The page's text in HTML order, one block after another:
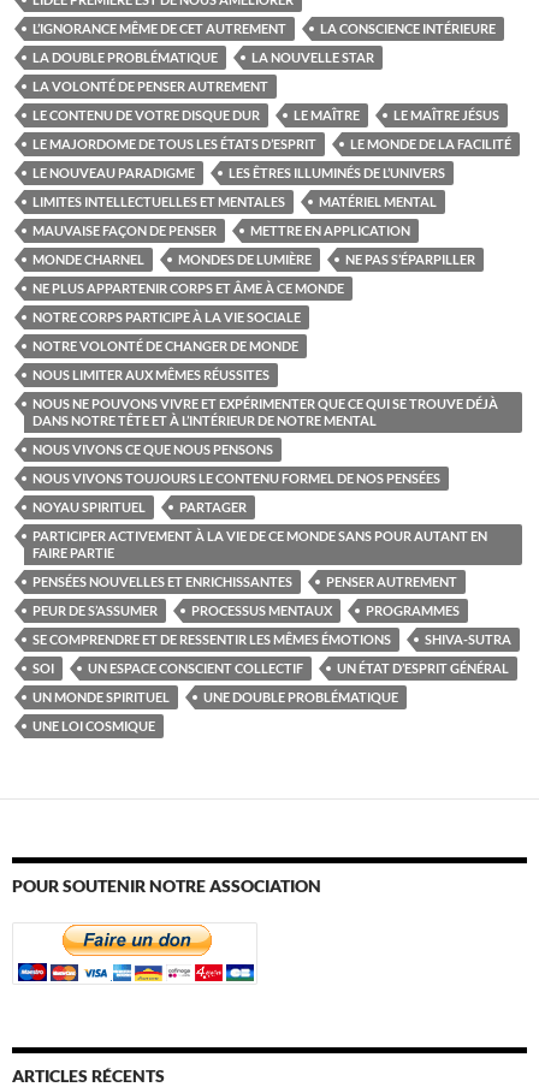
L’IGNORANCE MÊME DE CET AUTREMENT
LA CONSCIENCE INTÉRIEURE
LA DOUBLE PROBLÉMATIQUE
LA NOUVELLE STAR
LA VOLONTÉ DE PENSER AUTREMENT
LE CONTENU DE VOTRE DISQUE DUR
LE MAÎTRE
LE MAÎTRE JÉSUS
LE MAJORDOME DE TOUS LES ÉTATS D’ESPRIT
LE MONDE DE LA FACILITÉ
LE NOUVEAU PARADIGME
LES ÊTRES ILLUMINÉS DE L’UNIVERS
LIMITES INTELLECTUELLES ET MENTALES
MATÉRIEL MENTAL
MAUVAISE FAÇON DE PENSER
METTRE EN APPLICATION
MONDE CHARNEL
MONDES DE LUMIÈRE
NE PAS S’ÉPARPILLER
NE PLUS APPARTENIR CORPS ET ÂME À CE MONDE
NOTRE CORPS PARTICIPE À LA VIE SOCIALE
NOTRE VOLONTÉ DE CHANGER DE MONDE
NOUS LIMITER AUX MÊMES RÉUSSITES
NOUS NE POUVONS VIVRE ET EXPÉRIMENTER QUE CE QUI SE TROUVE DÉJÀ
DANS NOTRE TÊTE ET À L’INTÉRIEUR DE NOTRE MENTAL
NOUS VIVONS CE QUE NOUS PENSONS
NOUS VIVONS TOUJOURS LE CONTENU FORMEL DE NOS PENSÉES
NOYAU SPIRITUEL
PARTAGER
PARTICIPER ACTIVEMENT À LA VIE DE CE MONDE SANS POUR AUTANT EN
FAIRE PARTIE
PENSÉES NOUVELLES ET ENRICHISSANTES
PENSER AUTREMENT
PEUR DE S’ASSUMER
PROCESSUS MENTAUX
PROGRAMMES
SE COMPRENDRE ET DE RESSENTIR LES MÊMES ÉMOTIONS
SHIVA-SUTRA
SOI
UN ESPACE CONSCIENT COLLECTIF
UN ÉTAT D’ESPRIT GÉNÉRAL
UN MONDE SPIRITUEL
UNE DOUBLE PROBLÉMATIQUE
UNE LOI COSMIQUE
POUR SOUTENIR NOTRE ASSOCIATION
ARTICLES RÉCENTS